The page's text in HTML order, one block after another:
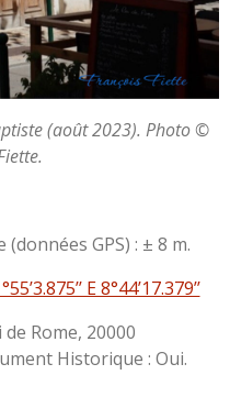
(août 2023). Photo ©
(données GPS) : ± 8 m.
E 8°44’17.379’’
Rome, 20000
Historique : Oui.